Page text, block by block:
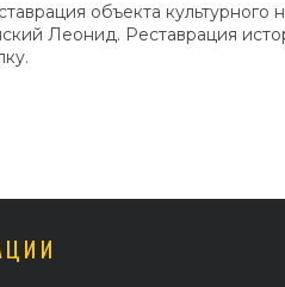
объекта
Леонид. Реставрация